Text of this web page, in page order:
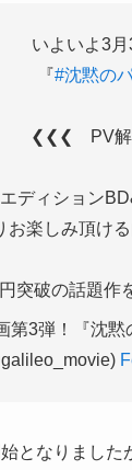
いよいよ3
『 #沈黙の
❮❮❮ PV
ディション
お楽しみ頂け
突破の話題作
3弾！『沈黙
となりました